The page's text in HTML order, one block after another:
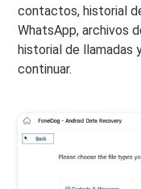
contactos, historial
WhatsApp, archivos
historial de llamadas
continuar.